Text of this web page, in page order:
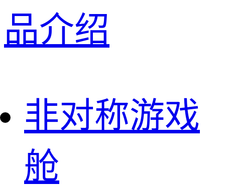
品介绍
非对称游戏
舱